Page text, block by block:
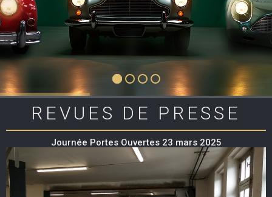
REVUES DE PRESSE
Journée Portes Ouvertes 23 mars 2025